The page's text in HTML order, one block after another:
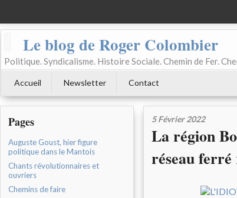
Le blog de Roger Colombier
Politique. Syndicalisme. Histoire Sociale. Chemin de Fer.
Accueil Newsletter Contact
Pages
Auguste Goust, hier figure
politique dans le Mantois
Chants révolutionnaires et
ouvriers
Chemins de faire
5 Février 2022
La région
réseau